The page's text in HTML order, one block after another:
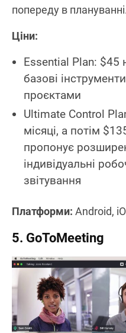
попереду в плануванні.
Ціни:
Essential Plan: $45
базові
проєктами
Ultimate Control
місяці, а потім
пропонує
індивідуальні
звітування
Платформи: Android,
5. GoToMeeting